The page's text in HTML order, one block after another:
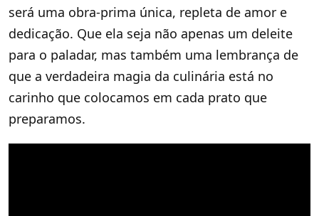
será uma obra-prima única, repleta de amor e
dedicação. Que ela seja não apenas um deleite
para o paladar, mas também uma lembrança de
que a verdadeira magia da culinária está no
carinho que colocamos em cada prato que
preparamos.